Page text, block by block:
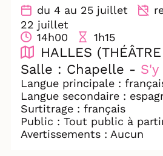
sonore immersive,
d‘Espagne convoque les
espagnols d’un passé
Entre humour, fantaisie et
politique, Faustine Noguès
enquête sensible sur la
l’oubli et la nécessité de se
du 4 au 25 juillet
22 juillet
14h00
1h15
HALLES
Salle : Chapelle -
Langue principale :
Langue secondaire :
Surtitrage : français
Public : Tout public à
Avertissements : Aucun